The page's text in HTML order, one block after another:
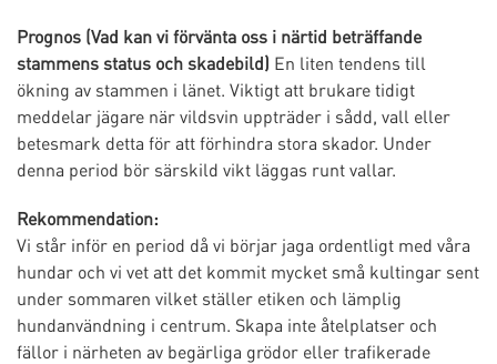
Prognos (Vad kan vi förvänta oss i närtid beträffande
stammens status och skadebild) En liten tendens till
ökning av stammen i länet. Viktigt att brukare tidigt
meddelar jägare när vildsvin uppträder i sådd, vall eller
betesmark detta för att förhindra stora skador. Under
denna period bör särskild vikt läggas runt vallar.
Rekommendation:
Vi står inför en period då vi börjar jaga ordentligt med våra
hundar och vi vet att det kommit mycket små kultingar sent
under sommaren vilket ställer etiken och lämplig
hundanvändning i centrum. Skapa inte åtelplatser och
fällor i närheten av begärliga grödor eller trafikerade